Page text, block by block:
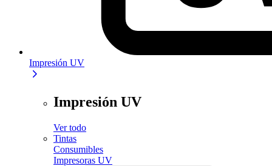
Impresión UV
Impresión UV
Ver todo
Tintas
Consumibles
Impresoras UV